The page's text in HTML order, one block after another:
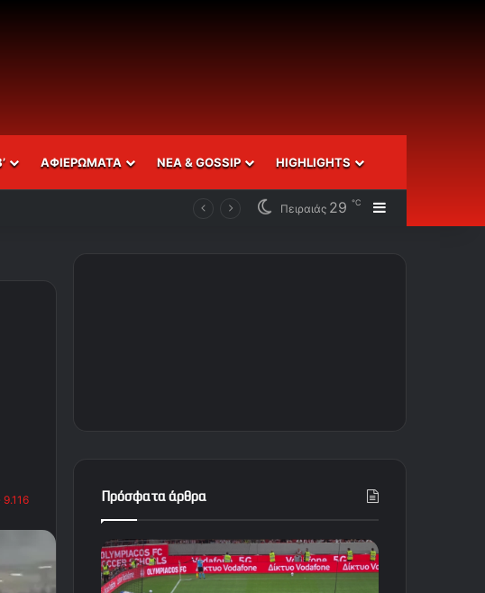
ΑΦΙΕΡΩΜΑΤΑ ΝΕΑ & GOSSIP HIGHLIGHTS
Πειραιάς 29 ℃ Sidebar
9.116 Πρόσφατα άρθρα